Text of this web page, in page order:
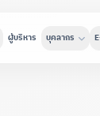
ผู้บริหาร บุคลากร